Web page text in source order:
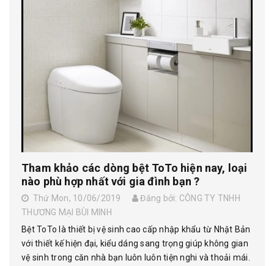
Tham khảo các dòng bệt ToTo hiện nay, loại
nào phù hợp nhất với gia đình bạn ?
Thứ Mon, 10/06/2019
Đăng bởi: CÔNG TY TNHH
THƯƠNG MẠI BÙI MINH
Bệt ToTo là thiết bị vệ sinh cao cấp nhập khẩu từ Nhật Bản
với thiết kế hiện đại, kiểu dáng sang trọng giúp không gian
vệ sinh trong căn nhà bạn luôn luôn tiện nghi và thoải mái.